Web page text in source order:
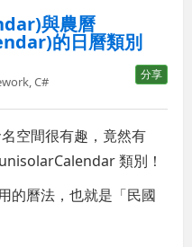
與農曆
的日曆類別
分享
,C#
空間很有趣，竟然有
類別！
的曆法，也就是「民國